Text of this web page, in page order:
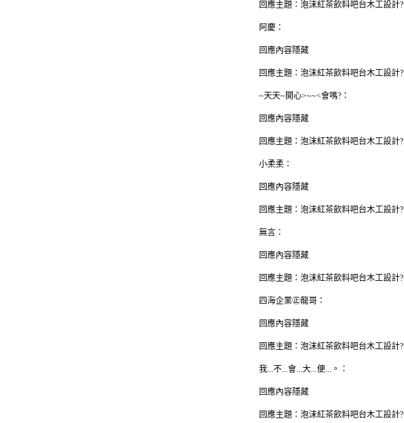
回應主題：泡沫紅茶飲料吧台木工設計?
阿慶：
回應內容隱藏
回應主題：泡沫紅茶飲料吧台木工設計?
~天天~開心>~~<會嗎?：
回應內容隱藏
回應主題：泡沫紅茶飲料吧台木工設計?
小柔柔：
回應內容隱藏
回應主題：泡沫紅茶飲料吧台木工設計?
無言：
回應內容隱藏
回應主題：泡沫紅茶飲料吧台木工設計?
四海企業㊣龍哥：
回應內容隱藏
回應主題：泡沫紅茶飲料吧台木工設計?
我...不...會...大...便...。：
回應內容隱藏
回應主題：泡沫紅茶飲料吧台木工設計?